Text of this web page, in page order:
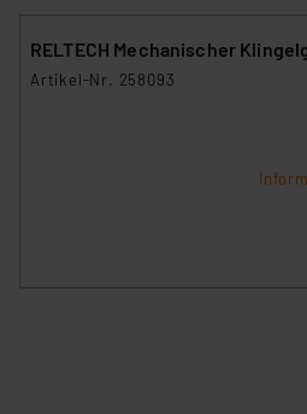
RELTECH Mechanischer
Artikel-Nr. 258093